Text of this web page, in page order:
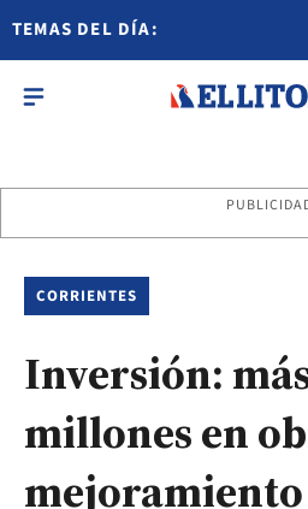
TEMAS DEL DÍA:
CORRIENTES
Inversión:
millones en